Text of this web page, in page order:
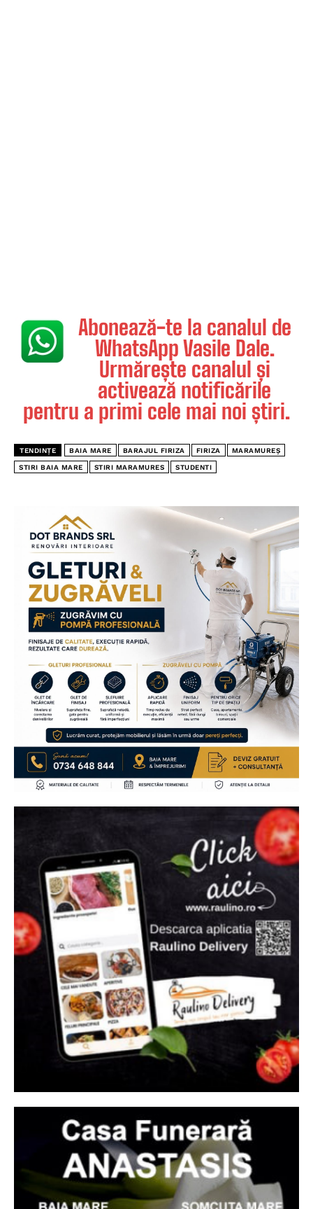
Abonează-te la canalul de
WhatsApp Vasile Dale.
Urmărește canalul și
activează notificările
pentru a primi cele mai noi știri.
TENDINȚE BAIA MARE BARAJUL FIRIZA FIRIZA MARAMUREȘ
STIRI BAIA MARE STIRI MARAMURES STUDENTI